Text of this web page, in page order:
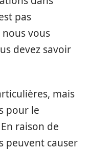
pas
vous
devez savoir
mais
pour le
raison de
peuvent causer